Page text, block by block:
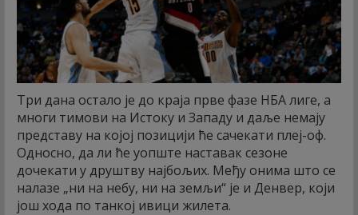
Три дана остало је до краја прве фазе НБА лиге, а
многи тимови на Истоку и Западу и даље немају
представу на којој позицији ће сачекати плеј-оф.
Односно, да ли ће уопште наставак сезоне
дочекати у друштву најбољих. Међу онима што се
налазе „ни на небу, ни на земљи“ је и Денвер, који
још хода по танкој ивици жилета.